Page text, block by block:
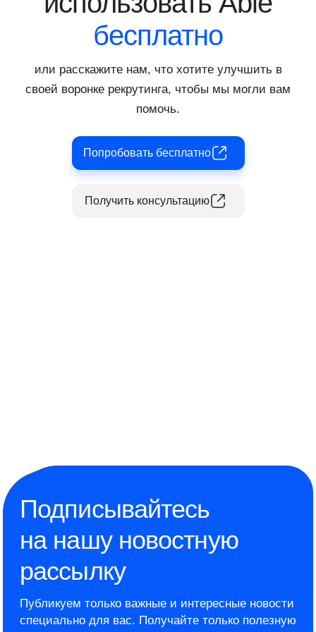
бесплатно
или расскажите нам, что хотите улучшить в
своей воронке рекрутинга, чтобы мы могли вам
помочь.
Попробовать бесплатно
Получить консультацию
Подписывайтесь
на нашу новостную
рассылку
Публикуем только важные и интересные новости
специально для вас. Получайте только полезную